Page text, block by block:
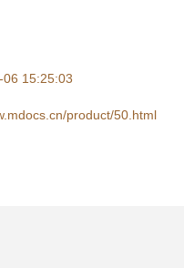
15:25:03
product/50.html